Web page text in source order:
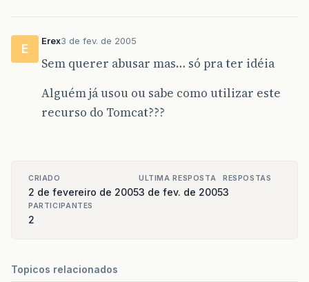
E
Erex3 de fev. de 2005
Sem querer abusar mas… só pra ter idéia
Alguém já usou ou sabe como utilizar este
recurso do Tomcat???
CRIADO
2 de fevereiro de 2005
ULTIMA RESPOSTA
3 de fev. de 2005
RESPOSTAS
3
PARTICIPANTES
2
Topicos relacionados